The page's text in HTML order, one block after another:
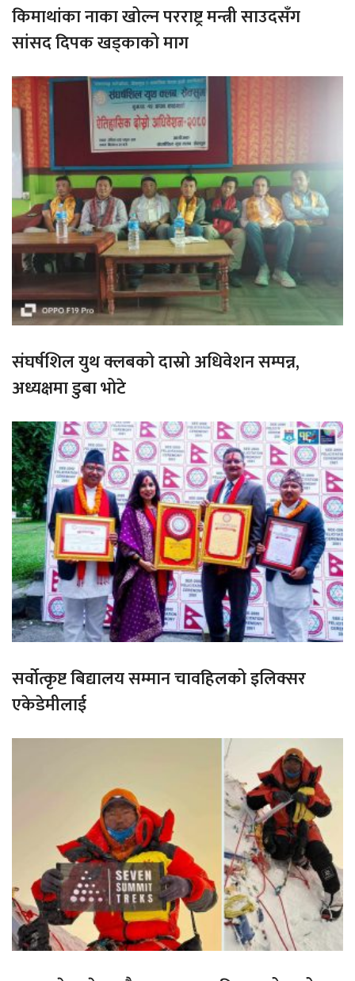
किमाथांका नाका खोल्न परराष्ट्र मन्त्री साउदसँग
सांसद दिपक खड्काको माग
संघर्षशिल युथ क्लबको दास्रो अधिवेशन सम्पन्न,
अध्यक्षमा डुबा भोटे
सर्वोत्कृष्ट बिद्यालय सम्मान चावहिलको इलिक्सर
एकेडेमीलाई